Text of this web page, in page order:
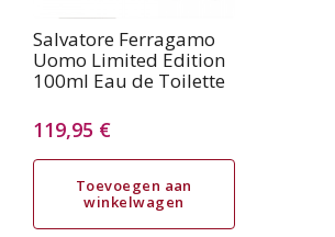
Salvatore Ferragamo
Uomo Limited Edition
100ml Eau de Toilette
119,95 €
Toevoegen aan
winkelwagen